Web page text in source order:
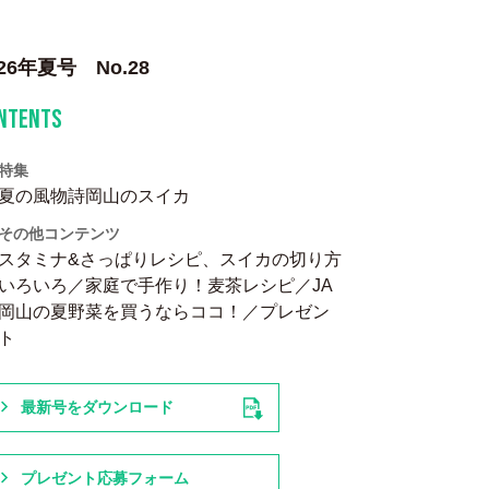
年夏号 No.28
集
の風物詩岡山のスイカ
の他コンテンツ
タミナ&さっぱりレシピ、スイカの切り方
ろいろ／家庭で手作り！麦茶レシピ／JA
山の夏野菜を買うならココ！／プレゼン
最新号をダウンロード
プレゼント応募フォーム